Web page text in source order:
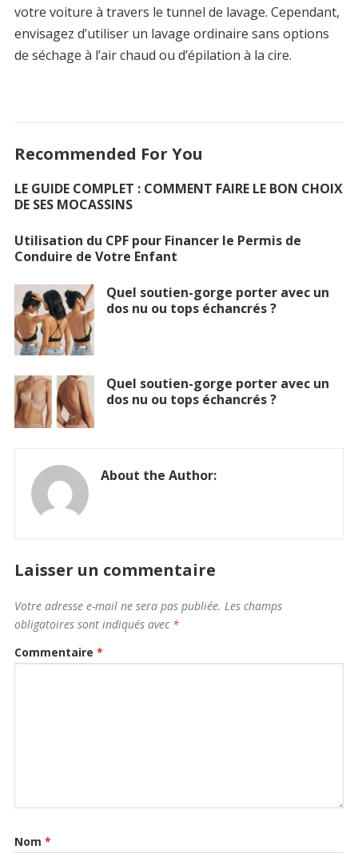
votre voiture à travers le tunnel de lavage. Cependant,
envisagez d’utiliser un lavage ordinaire sans options
de séchage à l’air chaud ou d’épilation à la cire.
Recommended For You
LE GUIDE COMPLET : COMMENT FAIRE LE BON CHOIX
DE SES MOCASSINS
Utilisation du CPF pour Financer le Permis de
Conduire de Votre Enfant
Quel soutien-gorge porter avec un
dos nu ou tops échancrés ?
Quel soutien-gorge porter avec un
dos nu ou tops échancrés ?
About the Author:
Laisser un commentaire
Votre adresse e-mail ne sera pas publiée. Les champs
obligatoires sont indiqués avec *
Commentaire *
Nom *